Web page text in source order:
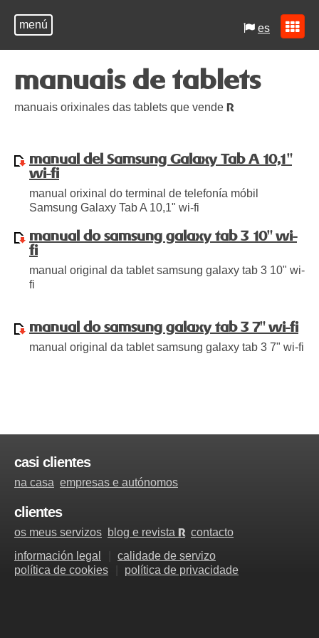
menú es
manuais de tablets
manuais orixinales das tablets que vende R
manual del Samsung Galaxy Tab A 10,1"
wi-fi
manual orixinal do terminal de telefonía móbil
Samsung Galaxy Tab A 10,1" wi-fi
manual do samsung galaxy tab 3 10" wi-
fi
manual original da tablet samsung galaxy tab 3 10" wi-
fi
manual do samsung galaxy tab 3 7" wi-fi
manual original da tablet samsung galaxy tab 3 7" wi-fi
casi clientes
na casa empresas e autónomos
clientes
os meus servizos blog e revista R contacto
información legal
calidade de servizo
política de cookies
política de privacidade